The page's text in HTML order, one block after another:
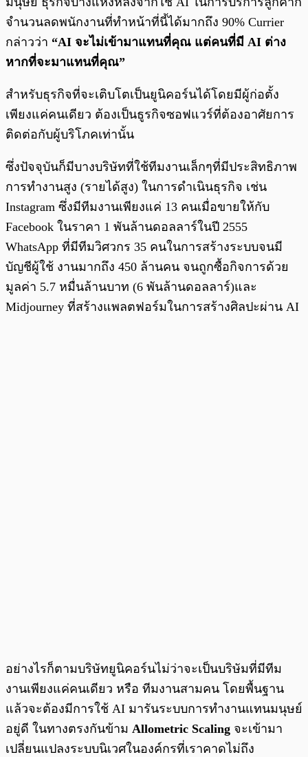
จำนวนลดพนักงานที่ทำหน้าที่นี้ได้มากถึง 90% Currier
กล่าวว่า “AI จะไม่เข้ามาแทนที่คุณ แต่คนที่มี AI ต่าง
หากที่จะมาแทนที่คุณ”
สำหรับธุรกิจที่จะเติบโตเป็นยูนิคอร์นได้โดยมีผู้ก่อตั้ง
เพียงแค่คนเดียว ต้องเป็นธูรกิจซอฟแวร์ที่ต้องอาศัยการ
ติดต่อกับผู้บริโภคเท่านั้น
ซึ่งปัจจุบันก็มีบางบริษัทที่ใช้ทีมงานเล็กๆที่มีประสิทธิภาพ
การทำงานสูง (รายได้สูง) ในการดำเนินธุรกิจ เช่น
Instagram ซึ่งมีทีมงานเพียงแค่ 13 คนเมื่อขายให้กับ
Facebook ในราคา 1 พันล้านดอลลาร์ในปี 2555
WhatsApp ที่มีทีมวิศวกร 35 คนในการสร้างระบบจนมี
บัญชีผู้ใช้ งานมากถึง 450 ล้านคน จนถูกซื้อกิจการด้วย
มูลค่า 5.7 หมื่นล้านบาท (6 พันล้านดอลลาร์)และ
Midjourney ที่สร้างแพลตฟอร์มในการสร้างศิลปะผ่าน AI
อย่างไรก็ตามบริษัทยูนิคอร์นไม่ว่าจะเป็นบริษัมที่มีทีม
งานเพียงแค่คนเดียว หรือ ทีมงานสามคน โดยพื้นฐาน
แล้วจะต้องมีการใช้ AI มารันระบบการทำงานแทนมนุษย์
อยู่ดี ในทางตรงกันข้าม Allometric Scaling จะเข้ามา
เปลี่ยนแปลงระบบนิเวศในองค์กรที่เราคาดไม่ถึง